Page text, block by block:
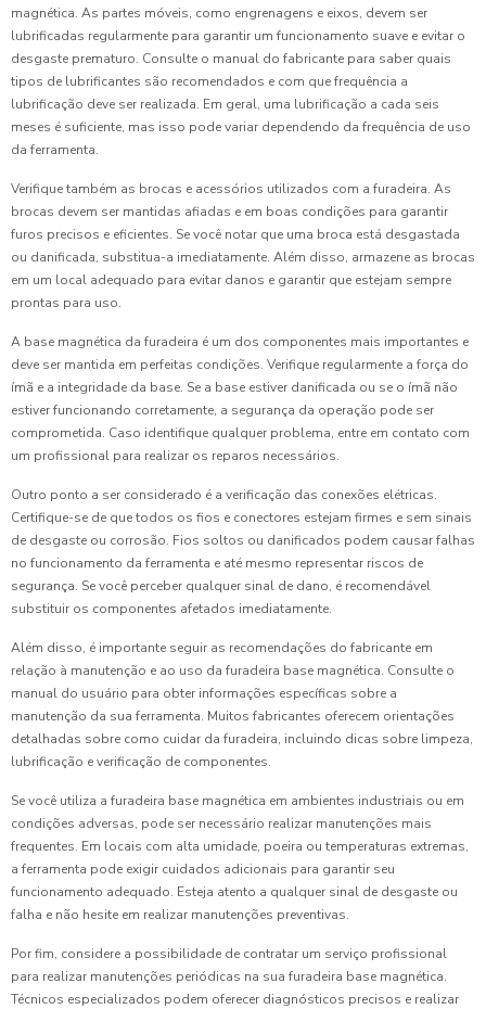
magnética. As partes móveis, como engrenagens e eixos, devem ser
lubrificadas regularmente para garantir um funcionamento suave e evitar o
desgaste prematuro. Consulte o manual do fabricante para saber quais
tipos de lubrificantes são recomendados e com que frequência a
lubrificação deve ser realizada. Em geral, uma lubrificação a cada seis
meses é suficiente, mas isso pode variar dependendo da frequência de uso
da ferramenta.
Verifique também as brocas e acessórios utilizados com a furadeira. As
brocas devem ser mantidas afiadas e em boas condições para garantir
furos precisos e eficientes. Se você notar que uma broca está desgastada
ou danificada, substitua-a imediatamente. Além disso, armazene as brocas
em um local adequado para evitar danos e garantir que estejam sempre
prontas para uso.
A base magnética da furadeira é um dos componentes mais importantes e
deve ser mantida em perfeitas condições. Verifique regularmente a força do
ímã e a integridade da base. Se a base estiver danificada ou se o ímã não
estiver funcionando corretamente, a segurança da operação pode ser
comprometida. Caso identifique qualquer problema, entre em contato com
um profissional para realizar os reparos necessários.
Outro ponto a ser considerado é a verificação das conexões elétricas.
Certifique-se de que todos os fios e conectores estejam firmes e sem sinais
de desgaste ou corrosão. Fios soltos ou danificados podem causar falhas
no funcionamento da ferramenta e até mesmo representar riscos de
segurança. Se você perceber qualquer sinal de dano, é recomendável
substituir os componentes afetados imediatamente.
Além disso, é importante seguir as recomendações do fabricante em
relação à manutenção e ao uso da furadeira base magnética. Consulte o
manual do usuário para obter informações específicas sobre a
manutenção da sua ferramenta. Muitos fabricantes oferecem orientações
detalhadas sobre como cuidar da furadeira, incluindo dicas sobre limpeza,
lubrificação e verificação de componentes.
Se você utiliza a furadeira base magnética em ambientes industriais ou em
condições adversas, pode ser necessário realizar manutenções mais
frequentes. Em locais com alta umidade, poeira ou temperaturas extremas,
a ferramenta pode exigir cuidados adicionais para garantir seu
funcionamento adequado. Esteja atento a qualquer sinal de desgaste ou
falha e não hesite em realizar manutenções preventivas.
Por fim, considere a possibilidade de contratar um serviço profissional
para realizar manutenções periódicas na sua furadeira base magnética.
Técnicos especializados podem oferecer diagnósticos precisos e realizar